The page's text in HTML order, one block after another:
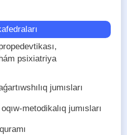
psixiatriya
jumısları
metodikalıq jumısları